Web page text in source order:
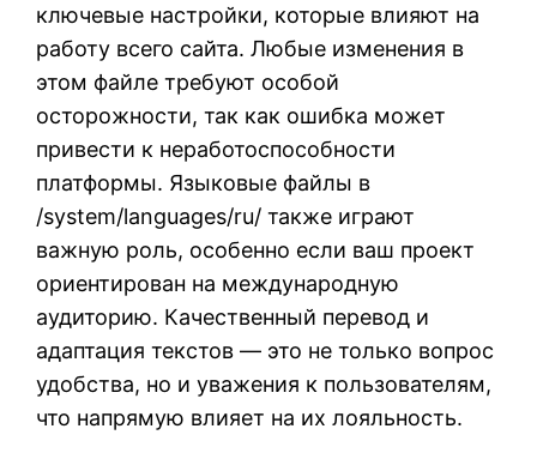
ключевые настройки, которые влияют на
работу всего сайта. Любые изменения в
этом файле требуют особой
осторожности, так как ошибка может
привести к неработоспособности
платформы. Языковые файлы в
/system/languages/ru/ также играют
важную роль, особенно если ваш проект
ориентирован на международную
аудиторию. Качественный перевод и
адаптация текстов — это не только вопрос
удобства, но и уважения к пользователям,
что напрямую влияет на их лояльность.